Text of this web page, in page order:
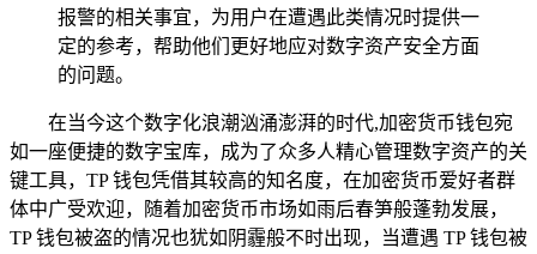
报警的相关事宜，为用户在遭遇此类情况时提供一
定的参考，帮助他们更好地应对数字资产安全方面
的问题。
在当今这个数字化浪潮汹涌澎湃的时代,加密货币钱包宛
如一座便捷的数字宝库，成为了众多人精心管理数字资产的关
键工具，TP 钱包凭借其较高的知名度，在加密货币爱好者群
体中广受欢迎，随着加密货币市场如雨后春笋般蓬勃发展，
TP 钱包被盗的情况也犹如阴霾般不时出现，当遭遇 TP 钱包被